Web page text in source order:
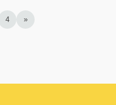
4 »